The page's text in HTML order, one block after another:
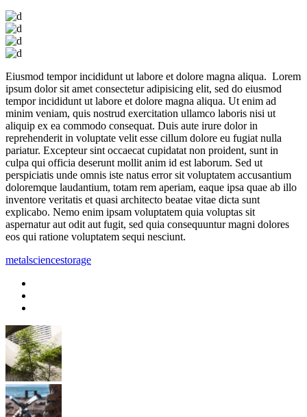
Eiusmod tempor incididunt ut labore et dolore magna aliqua. Lorem
ipsum dolor sit amet consectetur adipisicing elit, sed do eiusmod
tempor incididunt ut labore et dolore magna aliqua. Ut enim ad
minim veniam, quis nostrud exercitation ullamco laboris nisi ut
aliquip ex ea commodo consequat. Duis aute irure dolor in
reprehenderit in voluptate velit esse cillum dolore eu fugiat nulla
pariatur. Excepteur sint occaecat cupidatat non proident, sunt in
culpa qui officia deserunt mollit anim id est laborum. Sed ut
perspiciatis unde omnis iste natus error sit voluptatem accusantium
doloremque laudantium, totam rem aperiam, eaque ipsa quae ab illo
inventore veritatis et quasi architecto beatae vitae dicta sunt
explicabo. Nemo enim ipsam voluptatem quia voluptas sit
aspernatur aut odit aut fugit, sed quia consequuntur magni dolores
eos qui ratione voluptatem sequi nesciunt.
metalsciencestorage